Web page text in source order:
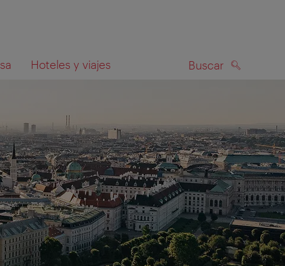
Hoteles y viajes Buscar